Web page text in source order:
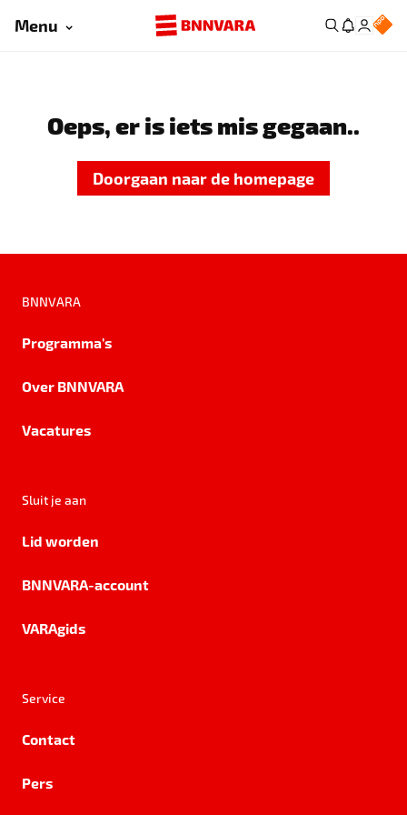
Menu
Oeps, er is iets mis gegaan..
Doorgaan naar de homepage
BNNVARA
Programma's
Over BNNVARA
Vacatures
Sluit je aan
Lid worden
BNNVARA-account
VARAgids
Service
Contact
Pers